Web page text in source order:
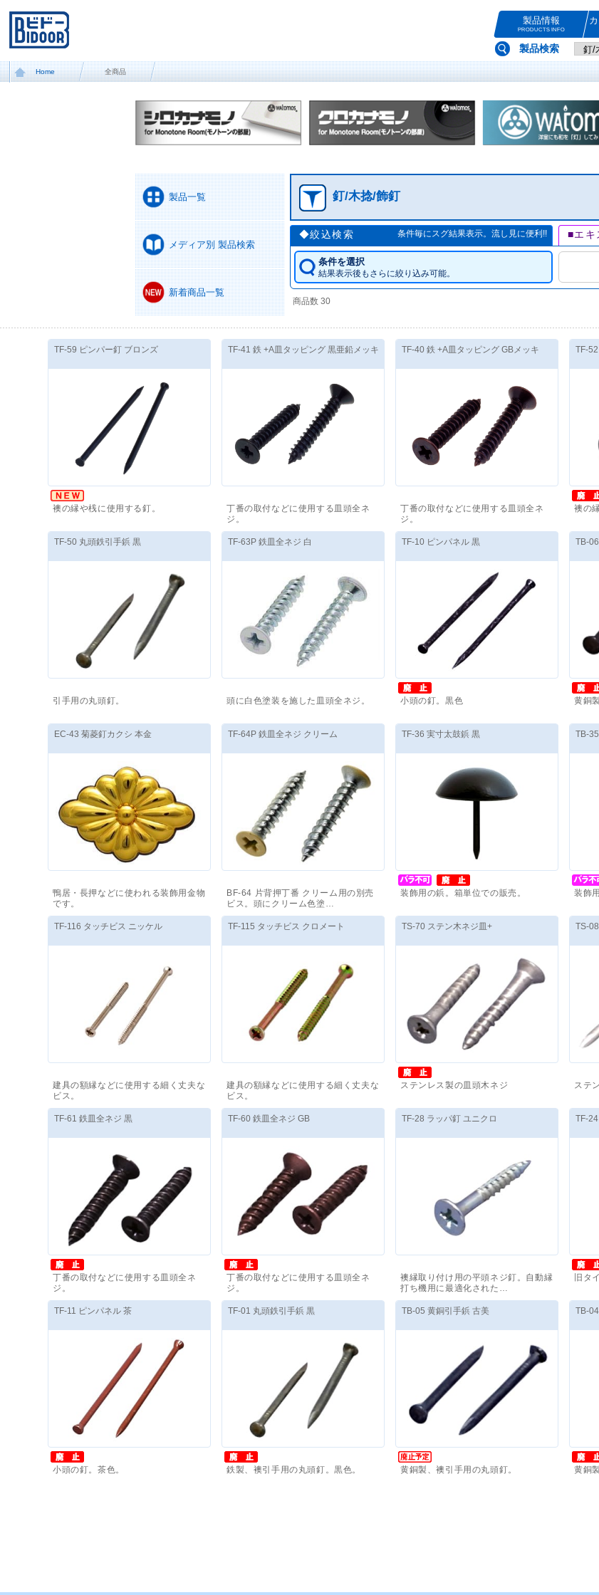
製品情報
PRODUCTS INFO
製品検索
Home 全商品
釘/木捻/飾釘
製品一覧
メディア別 製品検索
新着商品一覧
◆絞込検索 条件毎にスグ結果表示。流し見に便利!! ■エキ
条件を選択
結果表示後もさらに絞り込み可能。
商品数 30
TF-59 ピンパー釘 ブロンズ
襖の縁や桟に使用する釘。
価格(税抜)：3,450 円～
TF-41 鉄 +A皿タッピング 黒亜鉛メッキ
丁番の取付などに使用する皿頭全ネ
ジ。
価格(税抜)：11,640円
TF-40 鉄 +A皿タッピング GBメッキ
丁番の取付などに使用する皿頭全ネ
ジ。
価格(税抜)：11,220
TF-
襖の
価
TF-50 丸頭鉄引手鋲 黒
引手用の丸頭釘。
価格(税抜)：2,040 円～
TF-63P 鉄皿全ネジ 白
頭に白色塗装を施した皿頭全ネジ。
価格(税抜)：1,440 円 ～
TF-10 ピンパネル 黒
小頭の釘。黒色
価格(税抜)：6,700円
TB-
黄銅
価
EC-43 菊菱釘カクシ 本金
鴨居・長押などに使われる装飾用金物
です。
価格(税抜)： 23,330 円～
TF-64P 鉄皿全ネジ クリーム
BF-64 片背押丁番 クリーム用の別売
ビス。頭にクリーム色塗…
価格(税抜)： 1,440円～
TF-36 実寸太鼓鋲 黒
装飾用の鋲。箱単位での販売。
価格(税抜)：180 円～
TB-
装飾
価
TF-116 タッチビス ニッケル
建具の額縁などに使用する細く丈夫な
ビス。
価格(税抜)：6,500円
TF-115 タッチビス クロメート
建具の額縁などに使用する細く丈夫な
ビス。
価格(税抜)：6,500円
TS-70 ステン木ネジ皿+
ステンレス製の皿頭木ネジ
価格(税抜)：8,000 円～
TS-
ステ
価
TF-61 鉄皿全ネジ 黒
丁番の取付などに使用する皿頭全ネ
ジ。
価格(税抜)：3,410円
TF-60 鉄皿全ネジ GB
丁番の取付などに使用する皿頭全ネ
ジ。
価格(税抜)：3,140 円～
TF-28 ラッパ釘 ユニクロ
襖縁取り付け用の平頭ネジ釘。自動縁
打ち機用に最適化された…
価格(税抜)：66,110円
TF-
旧タ
価
TF-11 ピンパネル 茶
小頭の釘。茶色。
TF-01 丸頭鉄引手鋲 黒
鉄製、襖引手用の丸頭釘。黒色。
TB-05 黄銅引手鋲 古美
黄銅製、襖引手用の丸頭釘。
TB-
黄銅